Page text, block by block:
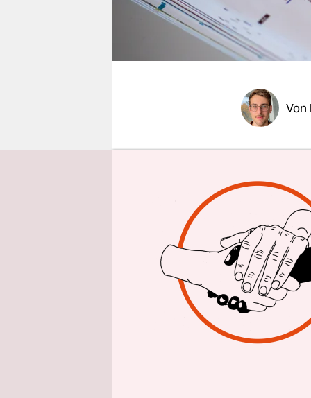
unterstützen
genossenschaft
Von
Monika
das Fach
Zeit aus.
unterricht
Monika